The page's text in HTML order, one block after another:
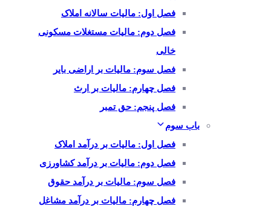
فصل اول: مالیات سالانه املاک
فصل دوم: مالیات مستغلات مسکونی
خالی
فصل سوم: مالیات بر اراضی بایر
فصل چهارم: مالیات بر ارث
فصل پنجم: حق تمبر
باب سوم
فصل اول: مالیات بر درآمد املاک
فصل دوم: مالیات بر درآمد کشاورزی
فصل سوم: مالیات بر درآمد حقوق
فصل چهارم: مالیات بر درآمد مشاغل